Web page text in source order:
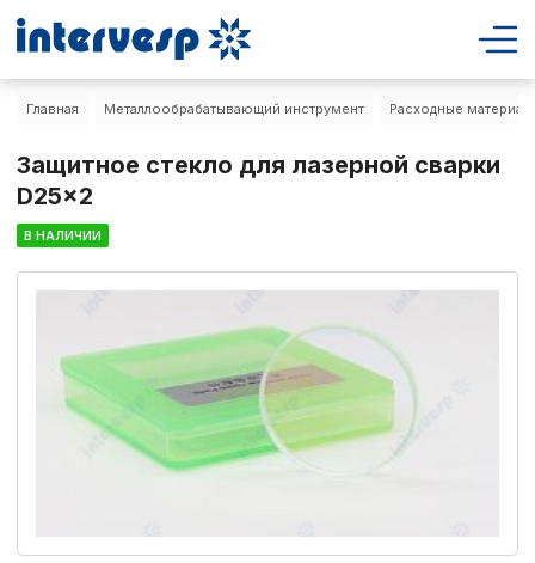
Главная Металлообрабатывающий инструмент Расходные
Защитное стекло для лазерной сварки
D25x2
В НАЛИЧИИ